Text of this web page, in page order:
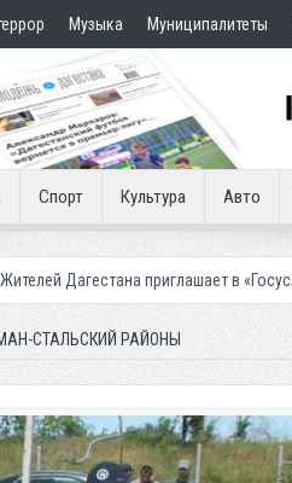
Музыка Муниципалитеты
Спорт Культура Авто
в «Госуслуги Дом»
СТАЛЬСКИЙ РАЙОНЫ